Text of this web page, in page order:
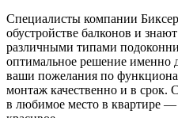
Специалисты компании
обустройстве балконов и
различными типами
оптимальное решение именно
ваши пожелания по
монтаж качественно и в срок.
в любимое место в квартире